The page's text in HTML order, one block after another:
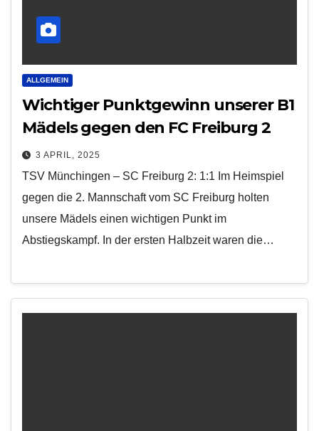
ALLGEMEIN
Wichtiger Punktgewinn unserer B1
Mädels gegen den FC Freiburg 2
3 APRIL, 2025
TSV Münchingen – SC Freiburg 2: 1:1 Im Heimspiel
gegen die 2. Mannschaft vom SC Freiburg holten
unsere Mädels einen wichtigen Punkt im
Abstiegskampf. In der ersten Halbzeit waren die…